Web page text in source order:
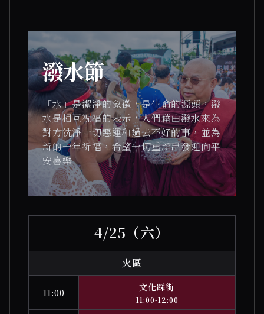
潑水節
「水」是潔淨的象徵，是生命的源頭，潑
水是相互祝福的表示，人們藉由潑水來為
對方洗淨一切惡運和過去不好的事，並為
新的一年祈福，希望一切重新出發迎向平
安喜樂
4/25（六）
火區
11:00 文化踩街
11:00-12:00